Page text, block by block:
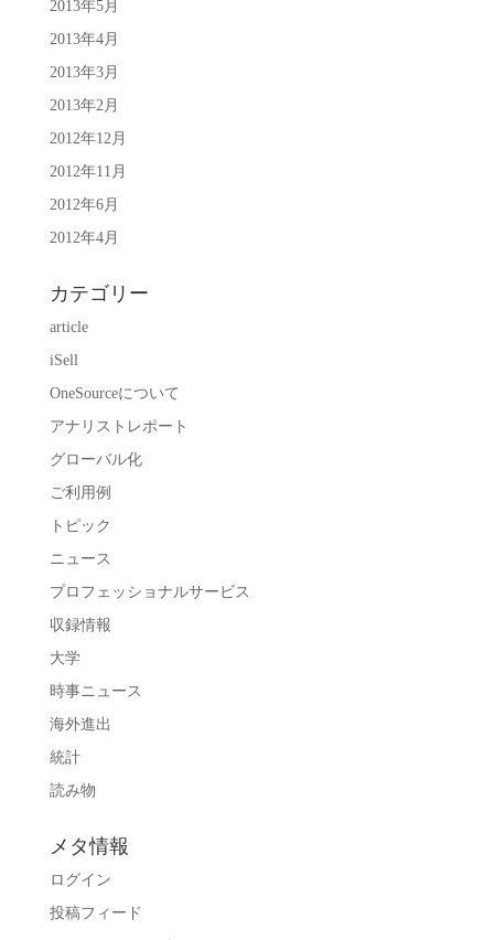
2013年5月
2013年4月
2013年3月
2013年2月
2012年12月
2012年11月
2012年6月
2012年4月
カテゴリー
article
iSell
OneSourceについて
アナリストレポート
グローバル化
ご利用例
トピック
ニュース
プロフェッショナルサービス
収録情報
大学
時事ニュース
海外進出
統計
読み物
メタ情報
ログイン
投稿フィード